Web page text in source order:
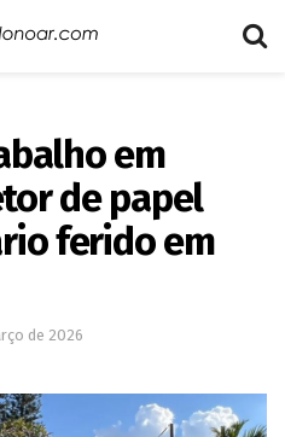
em
de papel
ferido em
de 2026